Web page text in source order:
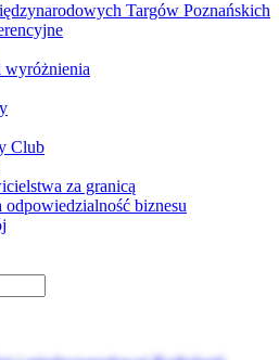
Targów Poznańskich
wyróżnienia
Club
za granicą
odpowiedzialność biznesu